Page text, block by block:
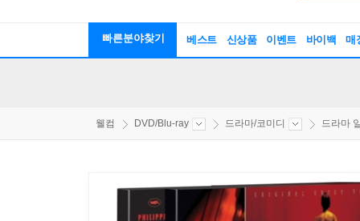
빠른분야찾기 베스트 신상품 이벤트 바이백 매
웰컴 DVD/Blu-ray 드라마/코미디 드라마